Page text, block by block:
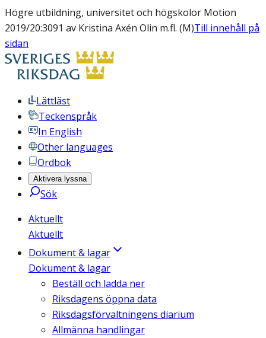
Högre utbildning, universitet och högskolor Motion
2019/20:3091 av Kristina Axén Olin m.fl. (M)Till innehåll på
sidan
Lättläst
Teckenspråk
In English
Other languages
Ordbok
Aktivera lyssna
Sök
Aktuellt
Aktuellt
Dokument & lagar
Dokument & lagar
Beställ och ladda ner
Riksdagens öppna data
Riksdagsförvaltningens diarium
Allmänna handlingar